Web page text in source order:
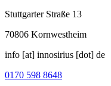
Stuttgarter Straße 13
70806 Kornwestheim
info [at] innosirius [dot] de
0170 598 8648